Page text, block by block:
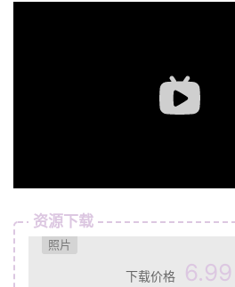
资源下载
照片
下载价格 6.99